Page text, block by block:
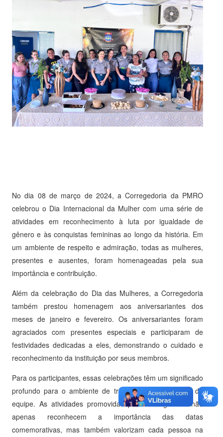
No dia 08 de março de 2024, a Corregedoria da PMRO
celebrou o Dia Internacional da Mulher com uma série de
atividades em reconhecimento à luta por igualdade de
gênero e às conquistas femininas ao longo da história. Em
um ambiente de respeito e admiração, todas as mulheres,
presentes e ausentes, foram homenageadas pela sua
importância e contribuição.
Além da celebração do Dia das Mulheres, a Corregedoria
também prestou homenagem aos aniversariantes dos
meses de janeiro e fevereiro. Os aniversariantes foram
agraciados com presentes especiais e participaram de
festividades dedicadas a eles, demonstrando o cuidado e
reconhecimento da instituição por seus membros.
Para os participantes, essas celebrações têm um significado
profundo para o ambiente de trabalho e a integração da
equipe. As atividades promovidas pela Corregedoria não
apenas reconhecem a importância das datas
comemorativas, mas também valorizam cada pessoa na